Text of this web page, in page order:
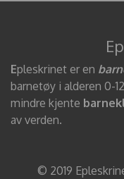
Epleskrinet er en
barnetøy i alderen 0-
mindre kjente
av verden.
© 2019